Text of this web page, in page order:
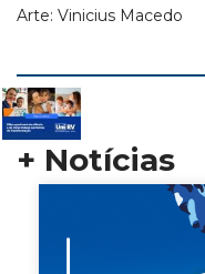
Arte: Vinicius Macedo
+ Notícias